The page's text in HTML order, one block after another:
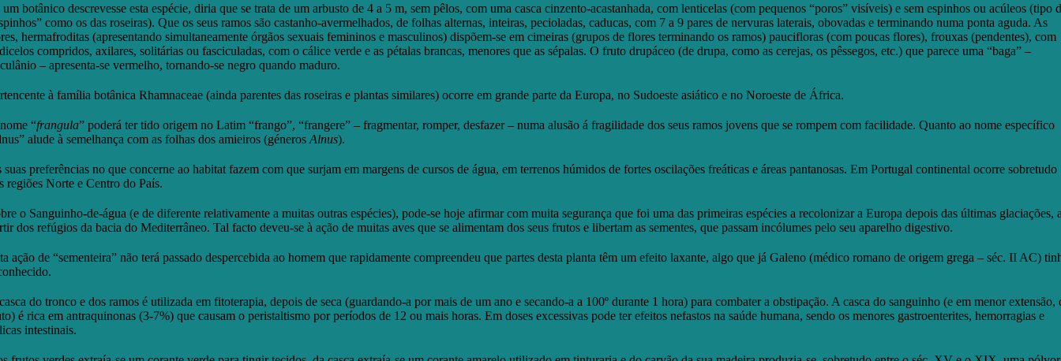
um botânico descrevesse esta espécie, diria que se trata de um arbusto de 4 a 5 m, sem pêlos, com uma casca cinzento-acastanhada, com lenticelas (com pequenos “poros” visíveis) e sem espinhos ou acúleos (tipo
como os das roseiras). Que os seus ramos são castanho-avermelhados, de folhas alternas, inteiras, pecioladas, caducas, com 7 a 9 pares de nervuras laterais, obovadas e terminando numa ponta aguda. As
hermafroditas (apresentando simultaneamente órgãos sexuais femininos e masculinos) dispõem-se em cimeiras (grupos de flores terminando os ramos) paucifloras (com poucas flores), frouxas (pendentes), com
compridos, axilares, solitárias ou fasciculadas, com o cálice verde e as pétalas brancas, menores que as sépalas. O fruto drupáceo (de drupa, como as cerejas, os pêssegos, etc.) que parece uma “baga” –
– apresenta-se vermelho, tornando-se negro quando maduro.
à família botânica Rhamnaceae (ainda parentes das roseiras e plantas similares) ocorre em grande parte da Europa, no Sudoeste asiático e no Noroeste de África.
“frangula” poderá ter tido origem no Latim “frango”, “frangere” – fragmentar, romper, desfazer – numa alusão á fragilidade dos seus ramos jovens que se rompem com facilidade. Quanto ao nome específico
alude à semelhança com as folhas dos amieiros (géneros Alnus).
suas preferências no que concerne ao habitat fazem com que surjam em margens de cursos de água, em terrenos húmidos de fortes oscilações freáticas e áreas pantanosas. Em Portugal continental ocorre sobretudo
regiões Norte e Centro do País.
o Sanguinho-de-água (e de diferente relativamente a muitas outras espécies), pode-se hoje afirmar com muita segurança que foi uma das primeiras espécies a recolonizar a Europa depois das últimas glaciações,
dos refúgios da bacia do Mediterrâneo. Tal facto deveu-se à ação de muitas aves que se alimentam dos seus frutos e libertam as sementes, que passam incólumes pelo seu aparelho digestivo.
ação de “sementeira” não terá passado despercebida ao homem que rapidamente compreendeu que partes desta planta têm um efeito laxante, algo que já Galeno (médico romano de origem grega – séc. II AC)
do tronco e dos ramos é utilizada em fitoterapia, depois de seca (guardando-a por mais de um ano e secando-a a 100º durante 1 hora) para combater a obstipação. A casca do sanguinho (e em menor extensão,
é rica em antraquinonas (3-7%) que causam o peristaltismo por períodos de 12 ou mais horas. Em doses excessivas pode ter efeitos nefastos na saúde humana, sendo os menores gastroenterites, hemorragias e
intestinais.